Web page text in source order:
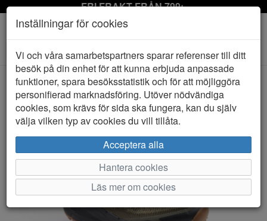
FRI FRAKT FRÅN 799:-
Toggle
navigation
HEM MERRELL
Inställningar för cookies
Vi och våra samarbetspartners sparar referenser till ditt
besök på din enhet för att kunna erbjuda anpassade
funktioner, spara besöksstatistik och för att möjliggöra
personifierad marknadsföring. Utöver nödvändiga
cookies, som krävs för sida ska fungera, kan du själv
välja vilken typ av cookies du vill tillåta.
Acceptera alla
Hantera cookies
Läs mer om cookies